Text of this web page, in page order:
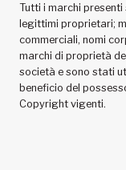
Tutti i marchi
legittimi proprietari;
commerciali, nomi
marchi di proprietà
società e sono stati
beneficio del
Copyright vigenti.